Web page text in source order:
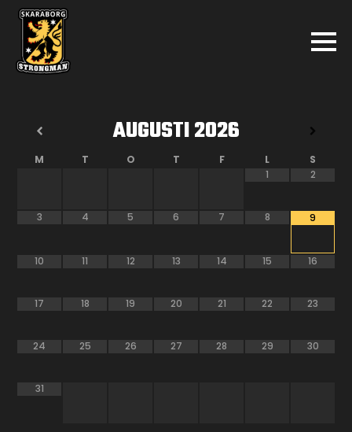
AUGUSTI2026
M T O T F L
S
1
2
3 4 5 6 7 8 9
10 11 12 13 14 15 16
17 18 19 20 21 22 23
24 25 26 27 28 29 30
31